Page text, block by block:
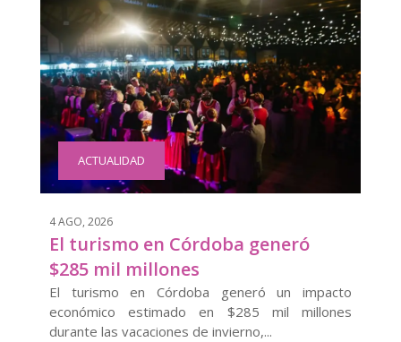
ACTUALIDAD
4 AGO, 2026
El turismo en Córdoba generó
$285 mil millones
El turismo en Córdoba generó un impacto
económico estimado en $285 mil millones
durante las vacaciones de invierno,...